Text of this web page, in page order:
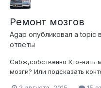
Ремонт мозгов
Agap опубликовал a topic в
ответы
Сабж,собственно Кто-нить
мозги? Или подсказать